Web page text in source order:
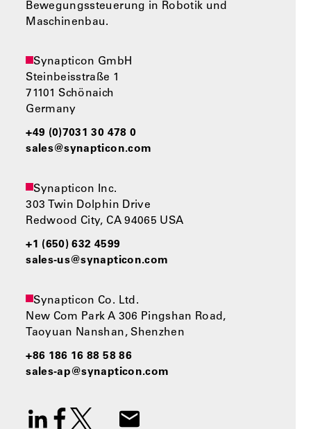
Bewegungssteuerung in Robotik und
Maschinenbau.
Synapticon GmbH
Steinbeisstraße 1
71101 Schönaich
Germany
+49 (0)7031 30 478 0
sales@synapticon.com
Synapticon Inc.
303 Twin Dolphin Drive
Redwood City, CA 94065 USA
+1 (650) 632 4599
sales-us@synapticon.com
Synapticon Co. Ltd.
New Com Park A 306 Pingshan Road,
Taoyuan Nanshan, Shenzhen
+86 186 16 88 58 86
sales-ap@synapticon.com